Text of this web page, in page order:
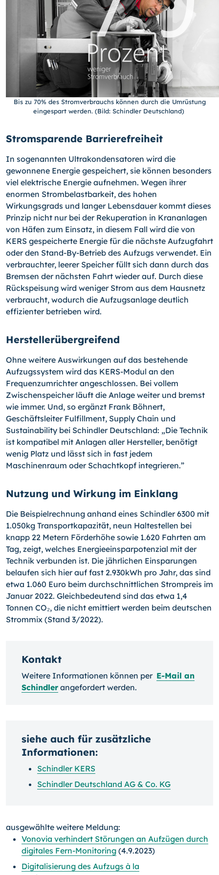
Bis zu 70% des Stromverbrauchs können durch die Umrüstung
eingespart werden. (Bild: Schindler Deutschland)
Stromsparende Barrierefreiheit
In sogenannten Ultrakondensatoren wird die
gewonnene Energie gespeichert, sie können besonders
viel elektrische Energie aufnehmen. Wegen ihrer
enormen Strombelastbarkeit, des hohen
Wirkungsgrads und langer Lebensdauer kommt dieses
Prinzip nicht nur bei der Rekuperation in Krananlagen
von Häfen zum Einsatz, in diesem Fall wird die von
KERS gespeicherte Energie für die nächste Aufzugfahrt
oder den Stand-By-Betrieb des Aufzugs verwendet. Ein
verbrauchter, leerer Speicher füllt sich dann durch das
Bremsen der nächsten Fahrt wieder auf. Durch diese
Rückspeisung wird weniger Strom aus dem Hausnetz
verbraucht, wodurch die Aufzugsanlage deutlich
effizienter betrieben wird.
Herstellerübergreifend
Ohne weitere Auswirkungen auf das bestehende
Aufzugssystem wird das KERS-Modul an den
Frequenzumrichter angeschlossen. Bei vollem
Zwischenspeicher läuft die Anlage weiter und bremst
wie immer. Und, so ergänzt Frank Böhnert,
Geschäftsleiter Fulfillment, Supply Chain und
Sustainability bei Schindler Deutschland: „Die Technik
ist kompatibel mit Anlagen aller Hersteller, benötigt
wenig Platz und lässt sich in fast jedem
Maschinenraum oder Schachtkopf integrieren.”
Nutzung und Wirkung im Einklang
Die Beispielrechnung anhand eines Schindler 6300 mit
1.050kg Transportkapazität, neun Haltestellen bei
knapp 22 Metern Förderhöhe sowie 1.620 Fahrten am
Tag, zeigt, welches Energieeinsparpotenzial mit der
Technik verbunden ist. Die jährlichen Einsparungen
belaufen sich hier auf fast 2.930kWh pro Jahr, das sind
etwa 1.060 Euro beim durchschnittlichen Strompreis im
Januar 2022. Gleichbedeutend sind das etwa 1,4
Tonnen CO₂, die nicht emittiert werden beim deutschen
Strommix (Stand 3/2022).
Kontakt
Weitere Informationen können per E-Mail an
Schindler angefordert werden.
siehe auch für zusätzliche
Informationen:
Schindler KERS
Schindler Deutschland AG & Co. KG
ausgewählte weitere Meldung:
Vonovia verhindert Störungen an Aufzügen durch
digitales Fern-Monitoring (4.9.2023)
Digitalisierung des Aufzugs à la